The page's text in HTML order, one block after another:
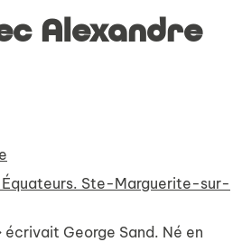
Alexandre
Équateurs. Ste-Marguerite-sur-
écrivait George Sand. Né en